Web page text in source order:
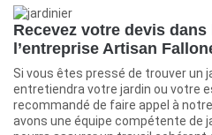
Recevez votre devis dans
l’entreprise Artisan
Si vous êtes pressé de trouver un
entretiendra votre jardin ou votre
recommandé de faire appel à
avons une équipe compétente de